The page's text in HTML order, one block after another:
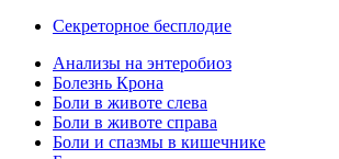
Секреторное бесплодие
Анализы на энтеробиоз
Болезнь Крона
Боли в животе слева
Боли в животе справа
Боли и спазмы в кишечнике